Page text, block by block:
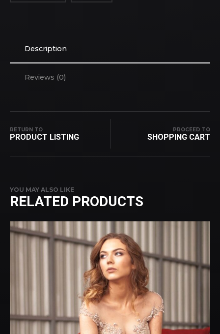
Description
Reviews (0)
RETURN TO
PRODUCT LISTING
PROCEED TO
SHOPPING CART
YOU MAY ALSO LIKE
RELATED PRODUCTS